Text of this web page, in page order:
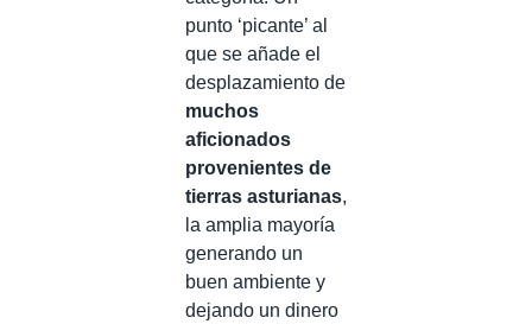
punto ‘picante’ al
que se añade el
desplazamiento de
muchos
aficionados
provenientes de
tierras asturianas,
la amplia mayoría
generando un
buen ambiente y
dejando un dinero